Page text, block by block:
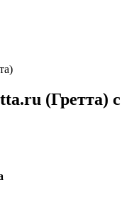
(Гретта) с